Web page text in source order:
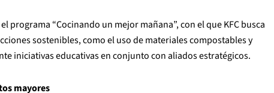
programa “Cocinando un mejor mañana”, con el que KFC busca
sostenibles, como el uso de materiales compostables y
iniciativas educativas en conjunto con aliados estratégicos.
mayores